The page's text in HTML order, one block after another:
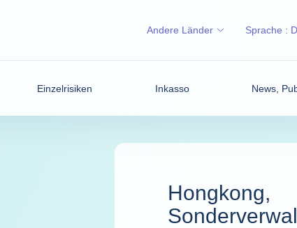
Einzelrisiken Inkasso News,
Andere Länder Sprache :
Hongkong,